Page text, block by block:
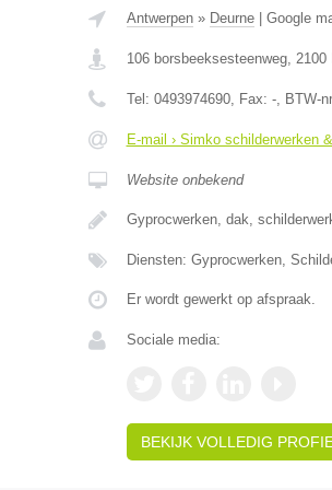
Antwerpen» Deurne| Google
106 borsbeeksesteenweg, 2100
Tel: 0493974690, Fax: -, BTW-
E-mail › Simko schilderwerken
Website onbekend
Gyprocwerken, dak,
Diensten: Gyprocwerken,
Er wordt gewerkt op afspraak.
Sociale media:
BEKIJK VOLLEDIG